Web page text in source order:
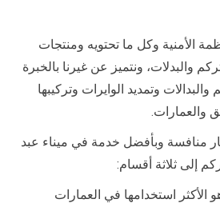
الأمنية وكل ما تحتويه ومنتجات
والبدلات، ونتميز عن غيرنا بالخبرة
وتمديد الوايرات وتركيبها
والعمارات.
منافسة وبأفضل خدمة في ميناء عبد
إلى ثلاثة أقسام:
الأكثر استخدامها في العمارات